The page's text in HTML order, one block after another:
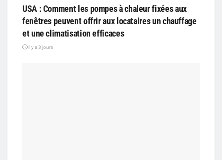
USA : Comment les pompes à chaleur fixées aux
fenêtres peuvent offrir aux locataires un chauffage
et une climatisation efficaces
il y a 3 jours